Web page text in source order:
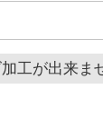
工が出来ま